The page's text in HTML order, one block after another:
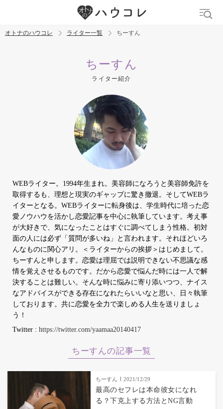
吸うやつ 中折れ
オトナのハウコレ ライター一覧 ちーすん
ちーすん
ライター紹介
WEBライター。1994年生まれ。美容師になろうと美容師免許を
取得するも、理想と現実のギャップに驚き撤退。そしてWEBラ
イターとなる。WEBライターに転身後は、学生時代に培った恋
愛ノウハウを活かし恋愛記事を中心に執筆しています。考え事
が大好きで、気になったことはすぐに調べてしまう性格。初対
面の人には必ず「質問が多いね」と言われます。それほどいろ
んなものに関心アリ。＜ライターからの挨拶＞はじめまして。
ちーすんと申します。恋愛は理屈では説明できない不思議な感
情を覚えさせるものです。だから恋愛で悩んだ時には一人で解
決することは難しい。そんな時に悩みに寄り添いつつ、ナイス
なアドバイスができる存在になれたらいいなと思い、日々執筆
しております。共に恋愛を全力で楽しめる人生を送りましょ
う！
Twitter : https://twitter.com/yaamaa20140417
ちーすんの記事一覧
ちーすん 2021/12/29
最高のセフレは本命彼女になれ
る？下克上する方法とNG言動